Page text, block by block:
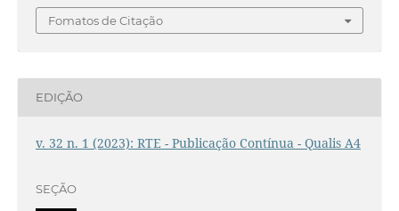
Fomatos de Citação
EDIÇÃO
v. 32 n. 1 (2023): RTE - Publicação Contínua - Qualis A4
SEÇÃO